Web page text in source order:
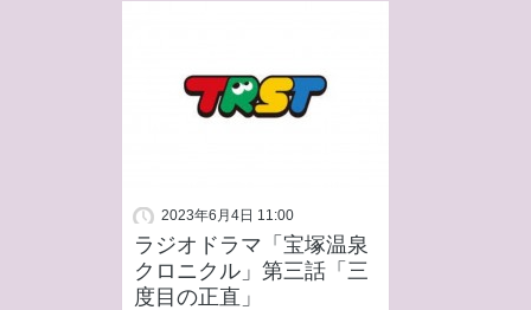
2023年6月4日 11:00
ラジオドラマ「宝塚温泉
クロニクル」第三話「三
度目の正直」